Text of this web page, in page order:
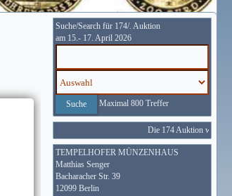
Suche/Search für 174/. Auktion
am 15.- 17. April 2026
Maximal 800 Treffer
Die 174 Auktion wird
TEMPELHOFER MÜNZENHAUS
Matthias Senger
Bacharacher Str. 39
12099 Berlin